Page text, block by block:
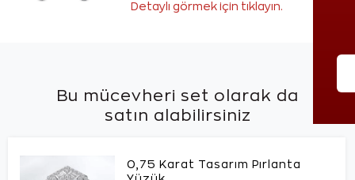
Detaylı görmek için tıklayın.
Bu mücevheri set olarak da
satın alabilirsiniz
0,75 Karat Tasarım Pırlanta